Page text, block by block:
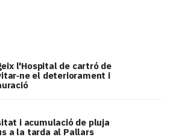
l'Hospital de cartró de
el deteriorament i
i acumulació de pluja
a la tarda al Pallars